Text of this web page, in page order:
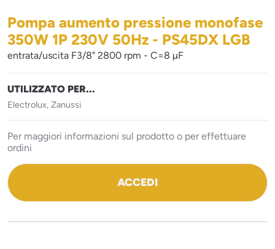
Pompa aumento pressione monofase
350W 1P 230V 50Hz - PS45DX LGB
entrata/uscita F3/8" 2800 rpm - C=8 µF
UTILIZZATO PER...
Electrolux, Zanussi
Per maggiori informazioni sul prodotto o per effettuare
ordini
ACCEDI